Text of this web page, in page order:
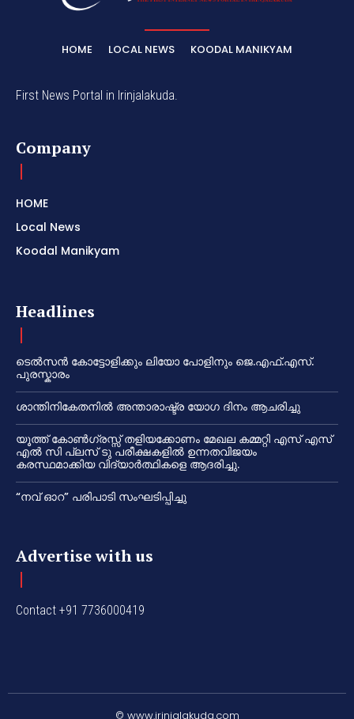
HOME LOCAL NEWS KOODAL MANIKYAM
First News Portal in Irinjalakuda.
Company
HOME
Local News
Koodal Manikyam
Headlines
ടെൽസൻ കോട്ടോളിക്കും ലിയോ പോളിനും ജെ.എഫ്.എസ്.
പുരസ്കാരം
ശാന്തിനികേതനിൽ അന്താരാഷ്ട്ര യോഗ ദിനം ആചരിച്ചു
യൂത്ത് കോൺഗ്രസ്സ് തളിയക്കോണം മേഖല കമ്മറ്റി എസ് എസ്
എൽ സി പ്ലസ് ടു പരീക്ഷകളിൽ ഉന്നതവിജയം
കരസ്ഥമാക്കിയ വിദ്യാർത്ഥികളെ ആദരിച്ചു.
“നവ് ഓറ” പരിപാടി സംഘടിപ്പിച്ചു
Advertise with us
Contact +91 7736000419
© www.irinjalakuda.com